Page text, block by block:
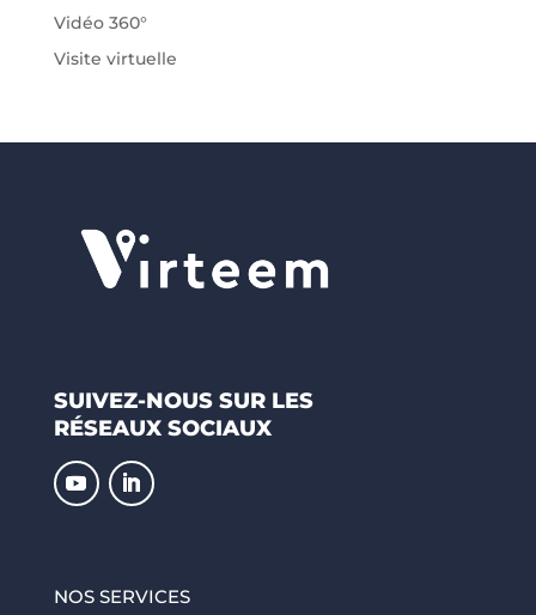
Vidéo 360°
Visite virtuelle
SUIVEZ-NOUS SUR LES
RÉSEAUX SOCIAUX
NOS SERVICES